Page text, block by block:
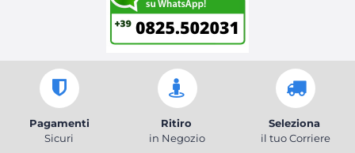
Pagamenti
Sicuri
Ritiro
in Negozio
Seleziona
il tuo Corriere